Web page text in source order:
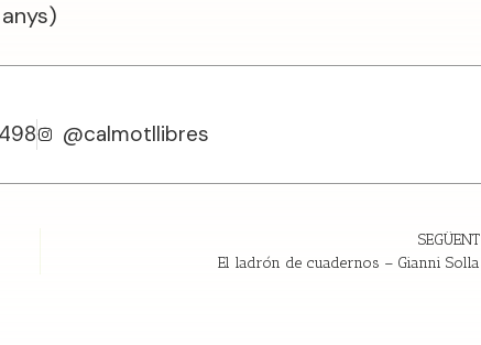
@calmotllibres
SEGÜENT
El ladrón de cuadernos – Gianni Solla